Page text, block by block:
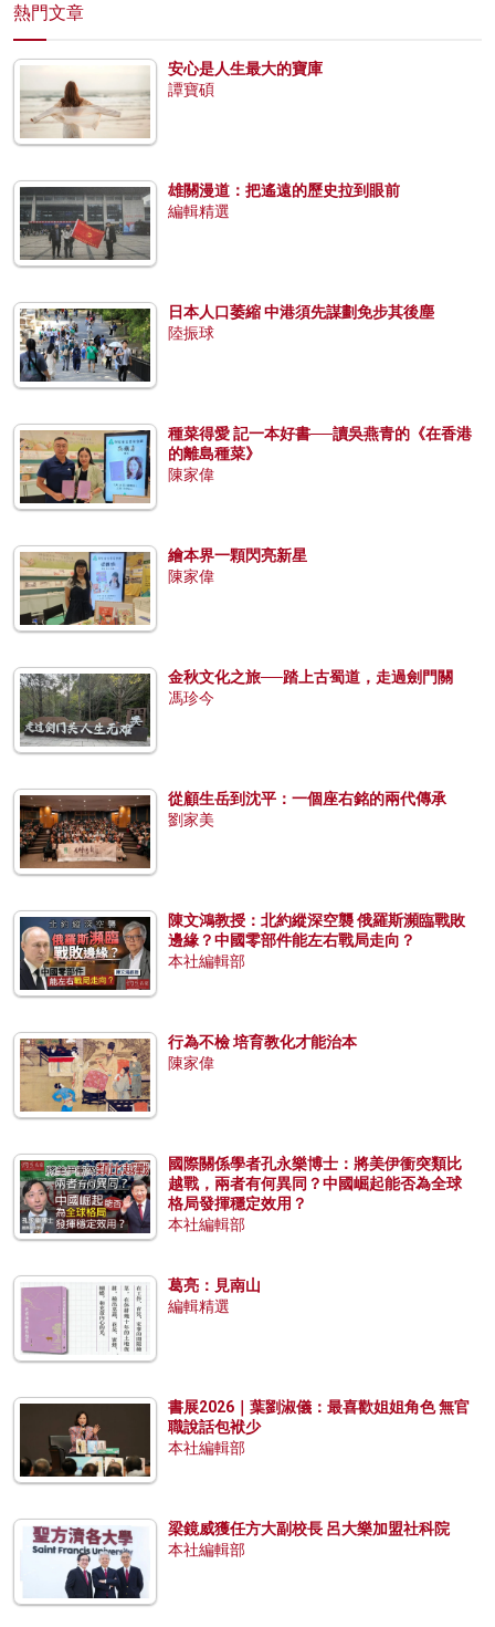
熱門文章
安心是人生最大的寶庫
譚寶碩
雄關漫道：把遙遠的歷史拉到眼前
編輯精選
日本人口萎縮 中港須先謀劃免步其後塵
陸振球
種菜得愛 記一本好書──讀吳燕青的《在香港
的離島種菜》
陳家偉
繪本界一顆閃亮新星
陳家偉
金秋文化之旅──踏上古蜀道，走過劍門關
馮珍今
從顧生岳到沈平：一個座右銘的兩代傳承
劉家美
陳文鴻教授：北約縱深空襲 俄羅斯瀕臨戰敗
邊緣？中國零部件能左右戰局走向？
本社編輯部
行為不檢 培育教化才能治本
陳家偉
國際關係學者孔永樂博士：將美伊衝突類比
越戰，兩者有何異同？中國崛起能否為全球
格局發揮穩定效用？
本社編輯部
葛亮：見南山
編輯精選
書展2026｜葉劉淑儀：最喜歡姐姐角色 無官
職說話包袱少
本社編輯部
梁鏡威獲任方大副校長 呂大樂加盟社科院
本社編輯部